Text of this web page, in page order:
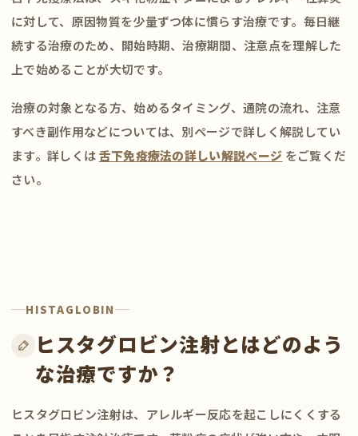
に対して、原因物質を少量ずつ体に慣らす治療です。毎日継
続する治療のため、開始時期、治療期間、注意点を理解した
上で始めることが大切です。
治療の対象となる方、始めるタイミング、通院の流れ、注意
すべき副作用などについては、別ページで詳しく解説してい
ます。詳しくは舌下免疫療法の詳しい解説ページ をご覧くだ
さい。
HISTAGLOBIN
ヒスタグロビン注射とはどのよう
な治療ですか？
ヒスタグロビン注射は、アレルギー反応を起こしにくくする